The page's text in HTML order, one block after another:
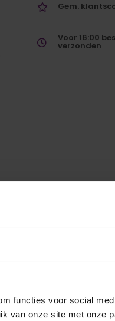
functies voor social
van onze site met onze
Gem.
Voor 16:00
verzonden